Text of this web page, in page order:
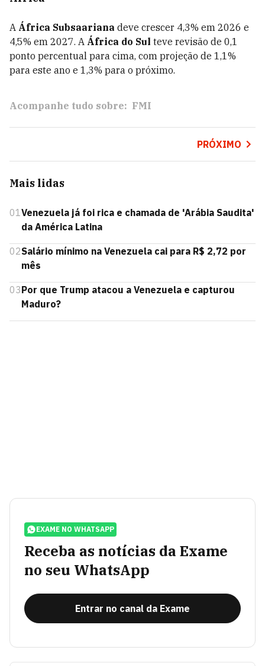
A África Subsaariana deve crescer 4,3% em 2026 e
4,5% em 2027. A África do Sul teve revisão de 0,1
ponto percentual para cima, com projeção de 1,1%
para este ano e 1,3% para o próximo.
Acompanhe tudo sobre: FMI
PRÓXIMO
Mais lidas
01Venezuela já foi rica e chamada de 'Arábia Saudita'
da América Latina
02Salário mínimo na Venezuela cai para R$ 2,72 por
mês
03Por que Trump atacou a Venezuela e capturou
Maduro?
EXAME NO WHATSAPP
Receba as notícias da Exame
no seu WhatsApp
Entrar no canal da Exame